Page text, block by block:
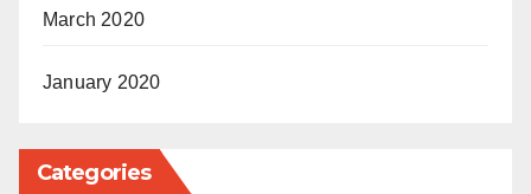
March 2020
January 2020
Categories